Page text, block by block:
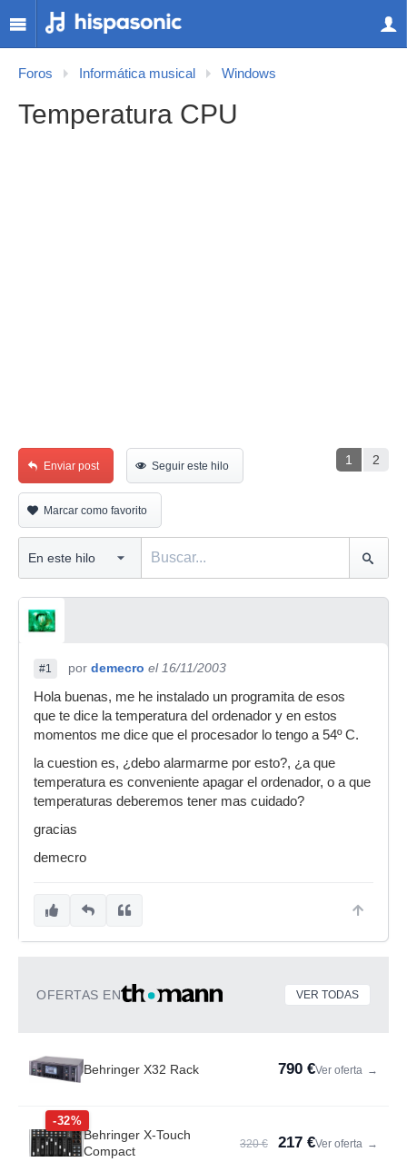
Foros Informática musical Windows
Temperatura CPU
1 2
Enviar post Seguir este hilo
Marcar como favorito
#1 por demecro el 16/11/2003
Hola buenas, me he instalado un programita de esos
que te dice la temperatura del ordenador y en estos
momentos me dice que el procesador lo tengo a 54º C.
la cuestion es, ¿debo alarmarme por esto?, ¿a que
temperatura es conveniente apagar el ordenador, o a que
temperaturas deberemos tener mas cuidado?
gracias
demecro
OFERTAS EN VER TODAS
Behringer X32 Rack 790 €Ver oferta →
-32%
Behringer X-Touch
Compact
320 € 217 €Ver oferta →